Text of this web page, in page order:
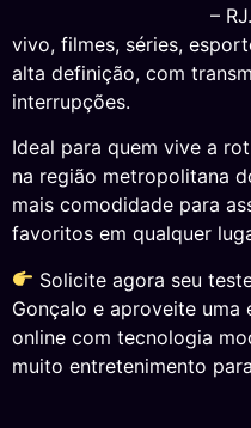
–
vivo, filmes, séries,
alta definição, com
interrupções.
Ideal para quem vive a
na região metropolitana
mais comodidade para
favoritos em qualquer
Solicite agora seu
Gonçalo e aproveite uma
online com tecnologia
muito entretenimento